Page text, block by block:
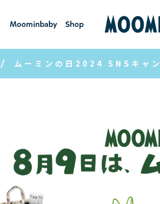
Moominbaby
ムーミンベ
ビー
Shop
ショ
ップ
ムーミンの日2024 SNSキャ